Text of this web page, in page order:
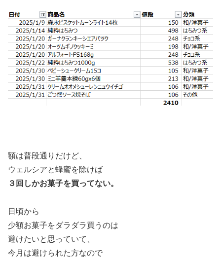
額は普段通りだけど、
ウェルシアと蜂蜜を除けば
３回しかお菓子を買ってない。
日頃から
少額お菓子をダラダラ買うのは
避けたいと思っていて、
今月は避けられた方なので